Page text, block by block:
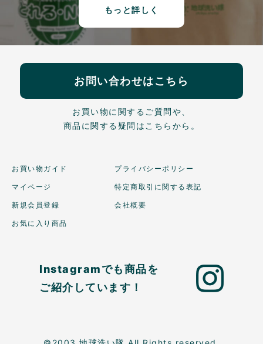
もっと詳しく
お問い合わせはこちら
お買い物に関するご質問や、
商品に関する疑問はこちらから。
お買い物ガイド
マイページ
新規会員登録
お気に入り商品
プライバシーポリシー
特定商取引に関する表記
会社概要
Instagramでも商品を
ご紹介しています！